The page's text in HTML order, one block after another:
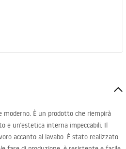
È un prodotto che riempirà
e un’estetica interna impeccabili. Il
accanto al lavabo. È stato realizzato